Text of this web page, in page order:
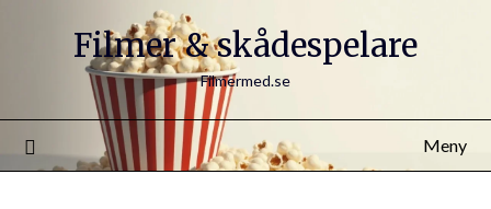
Filmer & skådespelare
Filmermed.se
Meny